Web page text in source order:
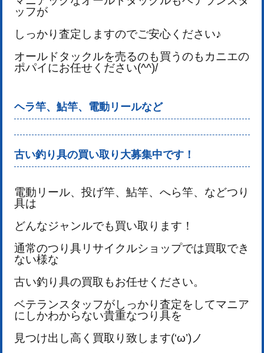
ッフが
しっかり査定しますのでご安心ください♪
オールドタックルを売るのも買うのもカニエの
ポパイにお任せください(^^)/
ヘラ竿、鮎竿、電動リールなど
古い釣り具の買い取り大募集中です！
電動リール、投げ竿、鮎竿、へら竿、などつり
具は
どんなジャンルでも買い取ります！
通常のつり具リサイクルショップでは買取でき
ない様な
古い釣り具の買取もお任せください。
ベテランスタッフがしっかり査定をしてマニア
にしかわからない貴重なつり具を
見つけ出し高く買取り致します(‘ω’)ノ